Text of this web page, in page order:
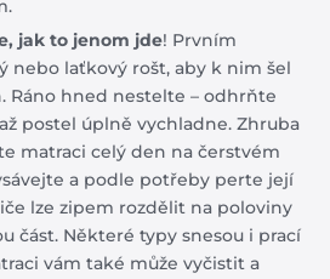
jak to jenom jde! Prvním
nebo laťkový rošt, aby k nim šel
Ráno hned nestelte – odhrňte
postel úplně vychladne. Zhruba
matraci celý den na čerstvém
a podle potřeby perte její
lze zipem rozdělit na poloviny
část. Některé typy snesou i prací
vám také může vyčistit a